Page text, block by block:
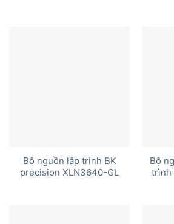
Bộ nguồn lập trình BK
precision XLN3640-GL
Bộ
trình